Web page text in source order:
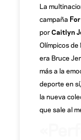
La
campaña
porCaitlyn
Olímpicos
era Bruce
más a la
deporte en
la nueva
que sale al